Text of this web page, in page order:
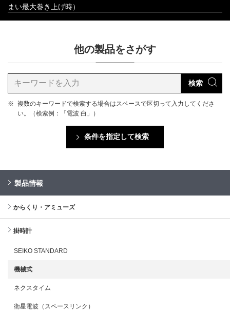
まい最大巻き上げ時）
他の製品をさがす
検索
※ 複数のキーワードで検索する場合はスペースで区切って入力してくださ
い。（検索例：「電波 白」）
条件を指定して検索
製品情報
からくり・アミューズ
掛時計
SEIKO STANDARD
機械式
ネクスタイム
衛星電波（スペースリンク）